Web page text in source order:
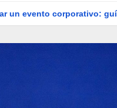
guía paso a paso